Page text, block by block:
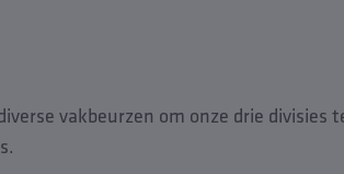
vakbeurzen om onze drie divisies